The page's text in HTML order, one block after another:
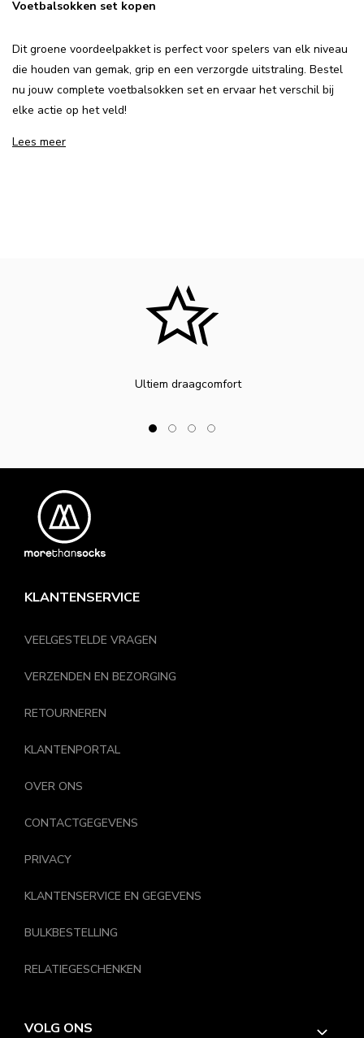
Voetbalsokken set kopen
Dit groene voordeelpakket is perfect voor spelers van elk niveau
die houden van gemak, grip en een verzorgde uitstraling. Bestel
nu jouw complete voetbalsokken set en ervaar het verschil bij
elke actie op het veld!
Lees meer
Ultiem draagcomfort
KLANTENSERVICE
VEELGESTELDE VRAGEN
VERZENDEN EN BEZORGING
RETOURNEREN
KLANTENPORTAL
OVER ONS
CONTACTGEGEVENS
PRIVACY
KLANTENSERVICE EN GEGEVENS
BULKBESTELLING
RELATIEGESCHENKEN
VOLG ONS